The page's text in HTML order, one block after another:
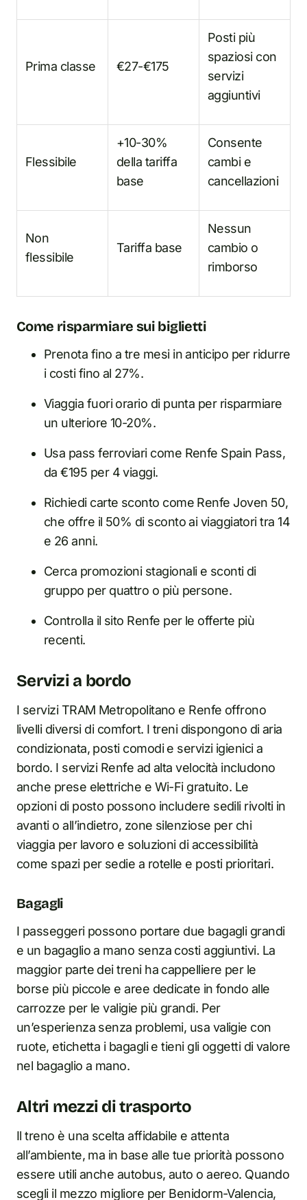
Prima classe €27-€175
Posti più
spaziosi con
servizi
aggiuntivi
Flessibile
+10-30%
della tariffa
base
Consente
cambi e
cancellazioni
Non
flessibile
Tariffa base
Nessun
cambio o
rimborso
Come risparmiare sui biglietti
Prenota fino a tre mesi in anticipo per ridurre
i costi fino al 27%.
Viaggia fuori orario di punta per risparmiare
un ulteriore 10-20%.
Usa pass ferroviari come Renfe Spain Pass,
da €195 per 4 viaggi.
Richiedi carte sconto come Renfe Joven 50,
che offre il 50% di sconto ai viaggiatori tra 14
e 26 anni.
Cerca promozioni stagionali e sconti di
gruppo per quattro o più persone.
Controlla il sito Renfe per le offerte più
recenti.
Servizi a bordo
I servizi TRAM Metropolitano e Renfe offrono
livelli diversi di comfort. I treni dispongono di aria
condizionata, posti comodi e servizi igienici a
bordo. I servizi Renfe ad alta velocità includono
anche prese elettriche e Wi-Fi gratuito. Le
opzioni di posto possono includere sedili rivolti in
avanti o all’indietro, zone silenziose per chi
viaggia per lavoro e soluzioni di accessibilità
come spazi per sedie a rotelle e posti prioritari.
Bagagli
I passeggeri possono portare due bagagli grandi
e un bagaglio a mano senza costi aggiuntivi. La
maggior parte dei treni ha cappelliere per le
borse più piccole e aree dedicate in fondo alle
carrozze per le valigie più grandi. Per
un’esperienza senza problemi, usa valigie con
ruote, etichetta i bagagli e tieni gli oggetti di valore
nel bagaglio a mano.
Altri mezzi di trasporto
Il treno è una scelta affidabile e attenta
all’ambiente, ma in base alle tue priorità possono
essere utili anche autobus, auto o aereo. Quando
scegli il mezzo migliore per Benidorm-Valencia,